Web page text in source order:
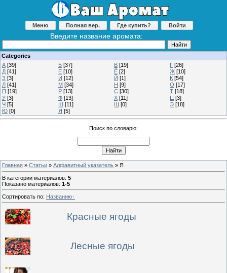
Меню Полная вер. Где купить? Войти
Введите название аромата:
Categories
А [39] Б [37] В [19] Г [26]
Д [41] Е [10] Ё [2] Ж [10]
З [3] И [12] Й [1] К [54]
Л [41] М [34] Н [9] О [17]
П [19] Р [13] С [30] Т [18]
У [3] Ф [13] Х [11] Ц [3]
Ч [5] Ш [11] Щ [0] Э [18]
Ю [0] Я [5]
Поиск по словарю:
Главная » Статьи » Алфавитный указатель » Я
В категории материалов: 5
Показано материалов: 1-5
Сортировать по: Названию
Красные ягоды
Лесные ягоды